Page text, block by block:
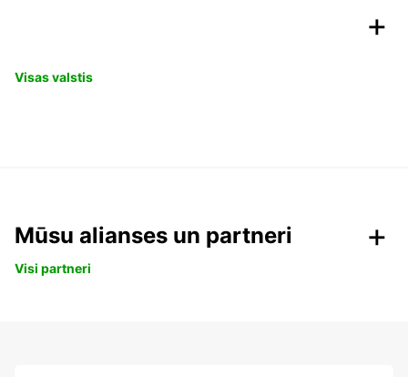
Visas valstis
Mūsu alianses un partneri
Visi partneri